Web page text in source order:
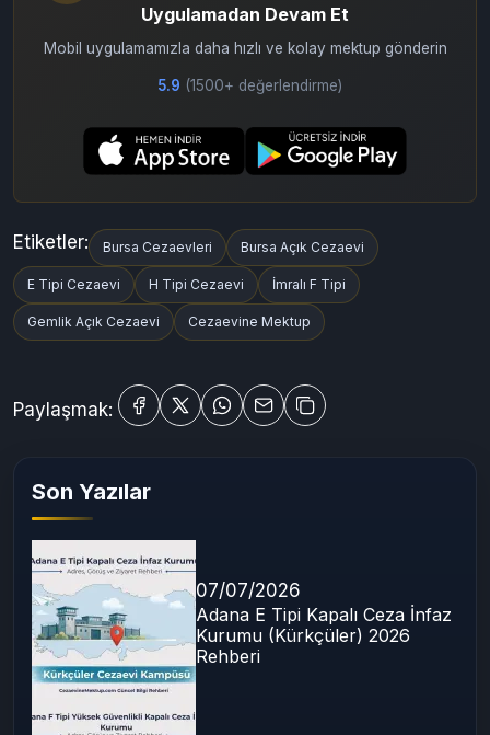
Uygulamadan Devam Et
Mobil uygulamamızla daha hızlı ve kolay mektup gönderin
5.9 (1500+ değerlendirme)
Etiketler: Bursa Cezaevleri Bursa Açık Cezaevi
E Tipi Cezaevi H Tipi Cezaevi İmralı F Tipi
Gemlik Açık Cezaevi Cezaevine Mektup
Paylaşmak:
Son Yazılar
07/07/2026
Adana E Tipi Kapalı Ceza İnfaz
Kurumu (Kürkçüler) 2026
Rehberi